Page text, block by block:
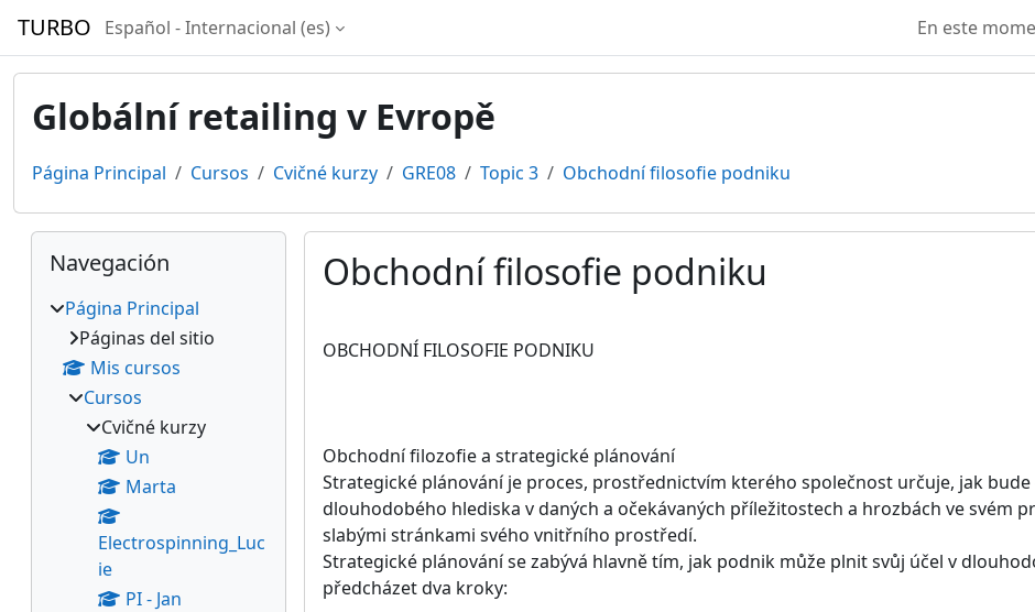
TURBO Español - Internacional ‎(es)‎ En este
Globální retailing v Evropě
Página Principal Cursos Cvičné kurzy GRE08 Topic 3 Obchodní filosofie podniku
Obchodní filosofie podniku
OBCHODNÍ FILOSOFIE PODNIKU
Obchodní filozofie a strategické plánování
Strategické plánování je proces, prostřednictvím kterého společnost určuje, jak
dlouhodobého hlediska v daných a očekávaných příležitostech a hrozbách ve svém
slabými stránkami svého vnitřního prostředí.
Strategické plánování se zabývá hlavně tím, jak podnik může plnit svůj účel v
předcházet dva kroky:
Bloques
Salta Navegación
Navegación
Página Principal
Páginas del sitio
Mis cursos
Cursos
Cvičné kurzy
Un
Marta
Electrospinning_Luc
ie
PI - Jan